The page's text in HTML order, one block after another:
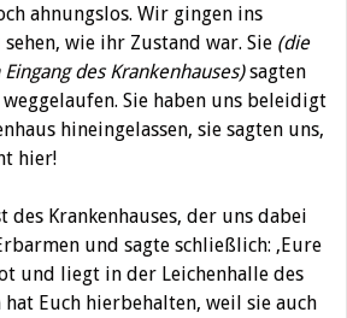
ahnungslos. Wir gingen ins
wie ihr Zustand war. Sie (die
des Krankenhauses)sagten
Sie haben uns beleidigt
hineingelassen, sie sagten uns,
hier!
des Krankenhauses, der uns dabei
und sagte schließlich: ‚Eure
und liegt in der Leichenhalle des
hat Euch hierbehalten, weil sie auch